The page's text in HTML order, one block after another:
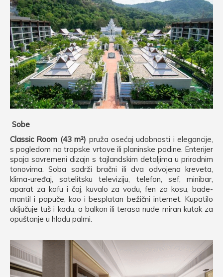
Sobe
Classic Room (43 m²) pruža osećaj udobnosti i elegancije,
s pogledom na tropske vrtove ili planinske padine. Enterijer
spaja savremeni dizajn s tajlandskim detaljima u prirodnim
tonovima. Soba sadrži bračni ili dva odvojena kreveta,
klima-uređaj, satelitsku televiziju, telefon, sef, minibar,
aparat za kafu i čaj, kuvalo za vodu, fen za kosu, bade-
mantil i papuče, kao i besplatan bežični internet. Kupatilo
uključuje tuš i kadu, a balkon ili terasa nude miran kutak za
opuštanje u hladu palmi.